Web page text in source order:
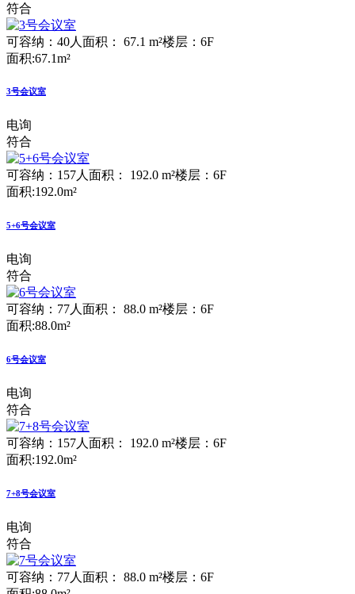
符合
可容纳：40人 面积： 67.1 m²楼层：6F
面积:67.1m²
3号会议室
电询
符合
可容纳：157人面积： 192.0 m²楼层：6F
面积:192.0m²
5+6号会议室
电询
符合
可容纳：77人 面积： 88.0 m²楼层：6F
面积:88.0m²
6号会议室
电询
符合
可容纳：157人 面积： 192.0 m²楼层：6F
面积:192.0m²
7+8号会议室
电询
符合
可容纳：77人 面积： 88.0 m²楼层：6F